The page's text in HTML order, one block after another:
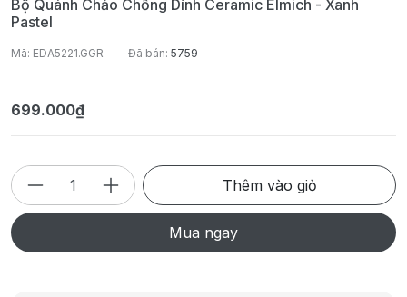
Bộ Quánh Chảo Chống Dính Ceramic Elmich - Xanh
Pastel
Mã: EDA5221.GGR Đã bán: 5759
699.000₫
Thêm vào giỏ
Mua ngay